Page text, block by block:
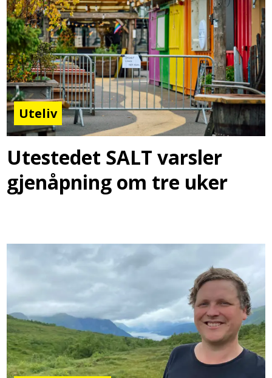
Uteliv
Utestedet SALT varsler
gjenåpning om tre uker